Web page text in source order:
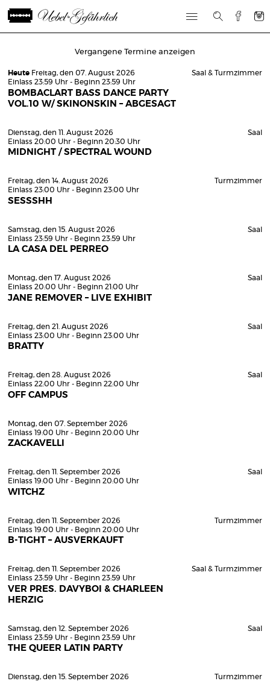
Vergangene Termine anzeigen
Heute Freitag, den 07. August 2026
Einlass 23:59 Uhr - Beginn 23:59 Uhr
BOMBACLART BASS DANCE PARTY
VOL.10 W/ SKINONSKIN – ABGESAGT
Saal & Turmzimmer
Dienstag, den 11. August 2026
Einlass 20:00 Uhr - Beginn 20:30 Uhr
MIDNIGHT / SPECTRAL WOUND
Saal
Freitag, den 14. August 2026
Einlass 23:00 Uhr - Beginn 23:00 Uhr
SESSSHH
Turmzimmer
Samstag, den 15. August 2026
Einlass 23:59 Uhr - Beginn 23:59 Uhr
LA CASA DEL PERREO
Saal
Montag, den 17. August 2026
Einlass 20:00 Uhr - Beginn 21:00 Uhr
JANE REMOVER – LIVE EXHIBIT
Saal
Freitag, den 21. August 2026
Einlass 23:00 Uhr - Beginn 23:00 Uhr
BRATTY
Saal
Freitag, den 28. August 2026
Einlass 22:00 Uhr - Beginn 22:00 Uhr
OFF CAMPUS
Saal
Montag, den 07. September 2026
Einlass 19:00 Uhr - Beginn 20:00 Uhr
ZACKAVELLI
Freitag, den 11. September 2026
Einlass 19:00 Uhr - Beginn 20:00 Uhr
WITCHZ
Saal
Freitag, den 11. September 2026
Einlass 19:00 Uhr - Beginn 20:00 Uhr
B-TIGHT – AUSVERKAUFT
Turmzimmer
Freitag, den 11. September 2026
Einlass 23:59 Uhr - Beginn 23:59 Uhr
VER PRES. DAVYBOI & CHARLEEN
HERZIG
Saal & Turmzimmer
Samstag, den 12. September 2026
Einlass 23:59 Uhr - Beginn 23:59 Uhr
THE QUEER LATIN PARTY
Saal
Dienstag, den 15. September 2026
Turmzimmer